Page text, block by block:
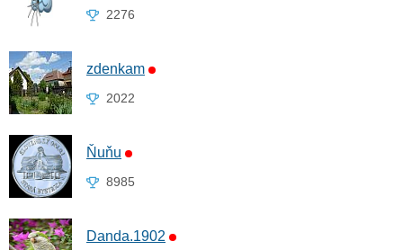
2276
zdenkam
2022
Ňuňu
8985
Danda.1902